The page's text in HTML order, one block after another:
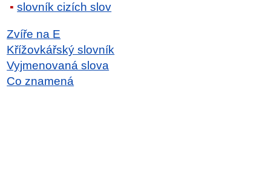
slovník cizích slov
Zvíře na E
Křížovkářský slovník
Vyjmenovaná slova
Co znamená